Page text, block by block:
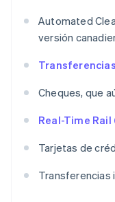
Automated
versión
Cheques, que
Real-Time Rail
Tarjetas de
Transferencias